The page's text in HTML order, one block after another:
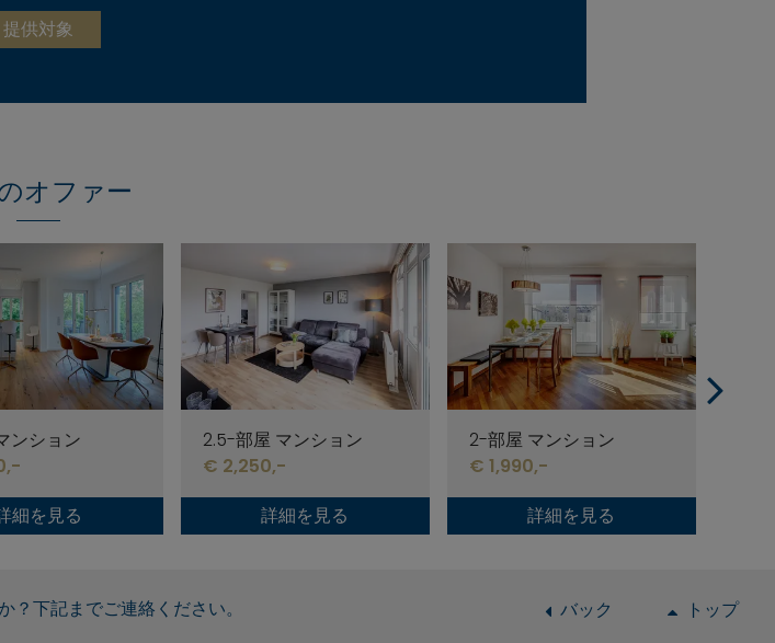
提供対象
オファー
ンション
細を見る
2.5-部屋 マンション
€ 2,250,-
詳細を見る
2-部屋 マンション
€ 1,990,-
詳細を見る
？下記までご連絡ください。 バック トップ